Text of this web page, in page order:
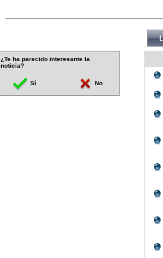
¿Te ha parecido interesante la
noticia?
Sí No